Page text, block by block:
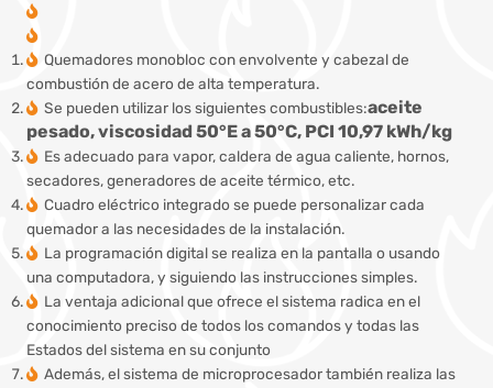
Quemadores monobloc con envolvente y cabezal de
combustión de acero de alta temperatura.
Se pueden utilizar los siguientes combustibles:aceite
pesado, viscosidad 50°E a 50°C, PCI 10,97 kWh/kg
Es adecuado para vapor, caldera de agua caliente, hornos,
secadores, generadores de aceite térmico, etc.
Cuadro eléctrico integrado se puede personalizar cada
quemador a las necesidades de la instalación.
La programación digital se realiza en la pantalla o usando
una computadora, y siguiendo las instrucciones simples.
La ventaja adicional que ofrece el sistema radica en el
conocimiento preciso de todos los comandos y todas las
Estados del sistema en su conjunto
Además, el sistema de microprocesador también realiza las